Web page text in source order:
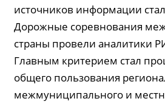
источников информации
Дорожные соревнования
страны провели аналитики
Главным критерием стал
общего пользования
межмуниципального и